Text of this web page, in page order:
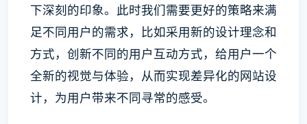
下深刻的印象。此时我们需要更好的策略来满
足不同用户的需求，比如采用新的设计理念和
方式，创新不同的用户互动方式，给用户一个
全新的视觉与体验，从而实现差异化的网站设
计，为用户带来不同寻常的感受。